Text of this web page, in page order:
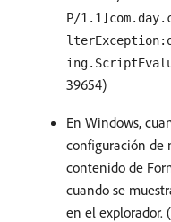
P/
39654)
En Windows,
configuración de
contenido de
cuando se
en el explorador.